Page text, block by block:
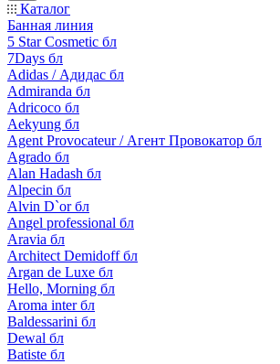
Каталог
Банная линия
5 Star Cosmetic бл
7Days бл
Adidas / Адидас бл
Admiranda бл
Adricoco бл
Aekyung бл
Agent Provocateur / Агент Провокатор бл
Agrado бл
Alan Hadash бл
Alpecin бл
Alvin D`or бл
Angel professional бл
Aravia бл
Architect Demidoff бл
Argan de Luxe бл
Hello, Morning бл
Aroma inter бл
Baldessarini бл
Dewal бл
Batiste бл